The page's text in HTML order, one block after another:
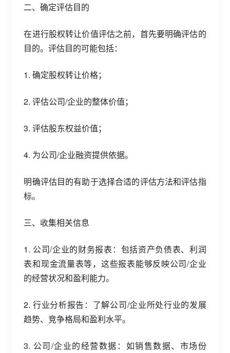
二、确定评估目的
在进行股权转让价值评估之前，首先要明确评估的
目的。评估目的可能包括：
1. 确定股权转让价格；
2. 评估公司/企业的整体价值；
3. 评估股东权益价值；
4. 为公司/企业融资提供依据。
明确评估目的有助于选择合适的评估方法和评估指
标。
三、收集相关信息
1. 公司/企业的财务报表：包括资产负债表、利润
表和现金流量表等，这些报表能够反映公司/企业
的经营状况和盈利能力。
2. 行业分析报告：了解公司/企业所处行业的发展
趋势、竞争格局和盈利水平。
3. 公司/企业的经营数据：如销售数据、市场份